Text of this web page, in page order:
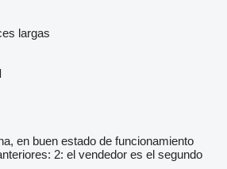
largas
en buen estado de funcionamiento
2: el vendedor es el segundo